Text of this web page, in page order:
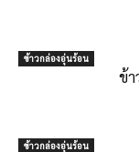
ข้าวกล่องอุ่นร้อน
ข้
ข้าวกล่องอุ่นร้อน